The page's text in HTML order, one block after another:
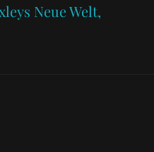
Neue Welt,